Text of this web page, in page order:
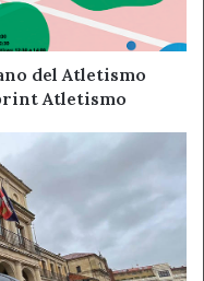
del Atletismo
Atletismo